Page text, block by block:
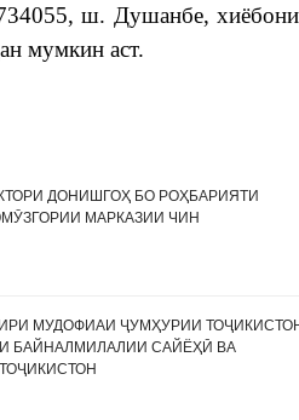
ш. Душанбе, хиёбони
мумкин аст.
ДОНИШГОҲ БО РОҲБАРИЯТИ
МАРКАЗИИ ЧИН
МУДОФИАИ ҶУМҲУРИИ
БАЙНАЛМИЛАЛИИ САЙЁҲӢ ВА